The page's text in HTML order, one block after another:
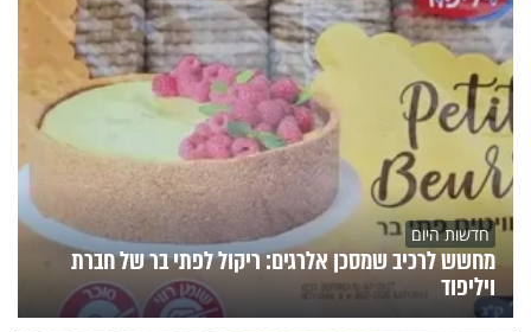
חדשות היום
מחשש לרכיב שמסכן אלרגים: ריקול לפתי בר של חברת
ויליפוד